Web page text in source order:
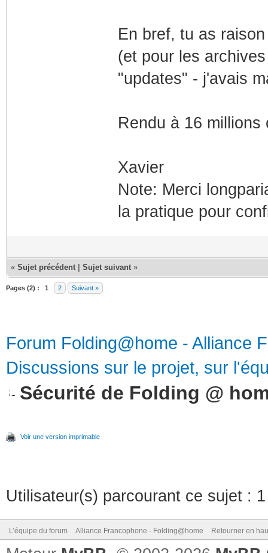
En bref, tu as
(et pour les
"updates" - j'avais
Rendu à 16
Xavier
Note: Merci
la pratique pour
« Sujet précédent Sujet suivant »
Pages (2) : 1 2 Suivant »
Forum Folding@home - Alliance
Discussions sur le projet, sur
Sécurité de Folding @
Voir une version imprimable
Utilisateur(s) parcourant ce sujet :
L’équipe du forum Alliance Francophone - Folding@home Retourner en